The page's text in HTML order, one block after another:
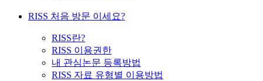
RISS 처음 방문 이세요?
RISS란?
RISS 이용권한
내 관심논문 등록방법
RISS 자료 유형별 이용방법